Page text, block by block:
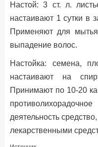
Настой: 3 ст. л.
настаивают 1 сутки в
Применяют для
выпадение волос.
Настойка: семена,
настаивают на
Принимают по 10-20
деятельность
лекарственными